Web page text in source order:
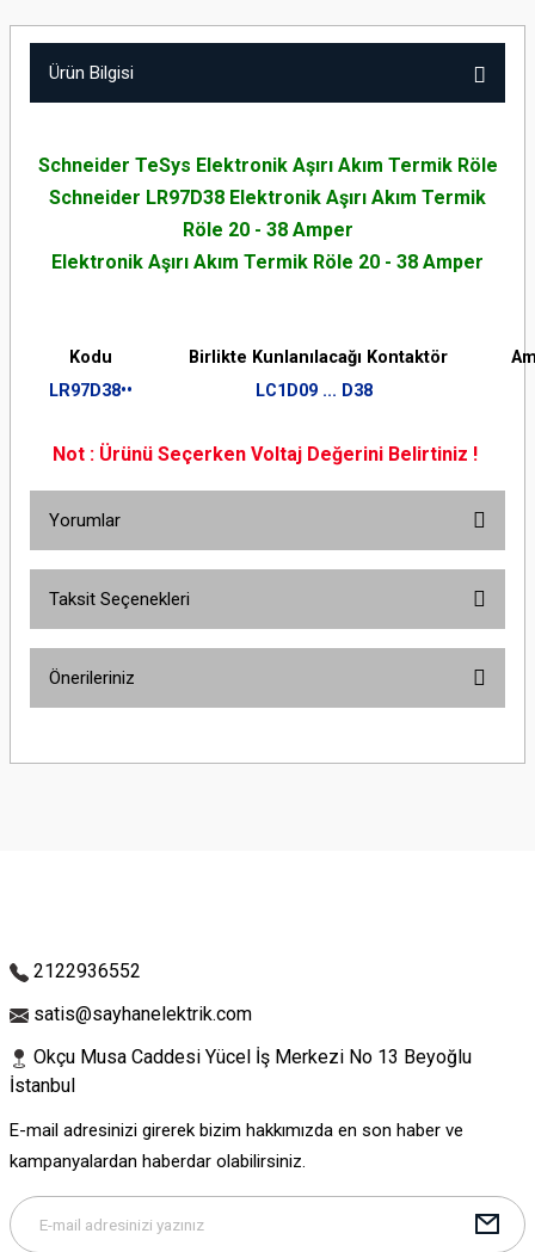
Ürün Bilgisi
Schneider TeSys Elektronik Aşırı Akım Termik Röle
Schneider LR97D38 Elektronik Aşırı Akım Termik
Röle 20 - 38 Amper
Elektronik Aşırı Akım Termik Röle 20 - 38 Amper
Kodu Birlikte Kunlanılacağı Kontaktör
LR97D38••
LC1D09 ... D38
Not : Ürünü Seçerken Voltaj Değerini Belirtiniz !
Yorumlar
Taksit Seçenekleri
Önerileriniz
yetersiz gördüğünüz noktaları öneri formunu kullanarak tarafımıza
Ürün fiyatı diğer sitelerden daha pahalı.
Gönder
2122936552
satis@sayhanelektrik.com
Okçu Musa Caddesi Yücel İş Merkezi No 13 Beyoğlu
İstanbul
E-mail adresinizi girerek bizim hakkımızda en son haber ve
kampanyalardan haberdar olabilirsiniz.